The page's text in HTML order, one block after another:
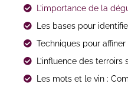
L’importance de la
Les bases pour
Techniques pour
L’influence des terroirs
Les mots et le vin :